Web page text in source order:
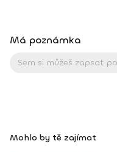
svém volném čase ráda
pobyt v ní, proto se
Má poznámka
Mohlo by tě zajímat